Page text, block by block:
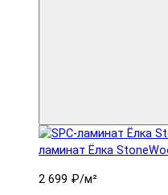
ламинат Ëлка
2 699 ₽/м²